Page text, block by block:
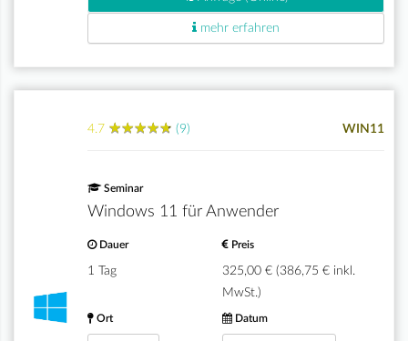
mehr erfahren
4.7 ★★★★★
★★★★★ (9) WIN11
Seminar
Windows 11 für Anwender
Dauer
1 Tag
Preis
325,00 € (386,75 € inkl.
MwSt.)
Ort Datum